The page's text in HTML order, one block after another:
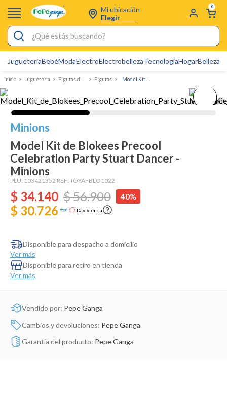
Mi ubicación
Elegir
0
¿Qué estás buscando?
JugueteriaBebéModaElectroElectrobellezaTecnologíaHogarBelleza
Jugueteria Figuras de accion y robots Figuras
Minions
Model Kit de Blokees Precool
Celebration Party Stuart Dancer -
Minions
PLU: 103421352 REF: TOYAFBLO1022
$ 34.140 $56.900 40%
$ 30.726 Davivienda
Disponible para despacho a domicilio
Ver más
Disponible para retiro en tienda
Ver más
Vendido por: Pepe Ganga
Cambios y devoluciones: Pepe Ganga
Garantía del producto: Pepe Ganga
Electro
Figuras Toy Story
Carters
Silla Mecedora Bebé
Bebes
Cuna Colecho
Cartas Pokemon